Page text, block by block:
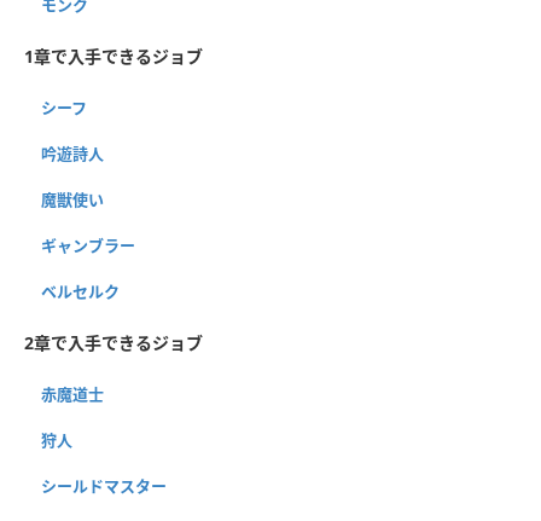
モンク
1章で入手できるジョブ
シーフ
吟遊詩人
魔獣使い
ギャンブラー
ベルセルク
2章で入手できるジョブ
赤魔道士
狩人
シールドマスター